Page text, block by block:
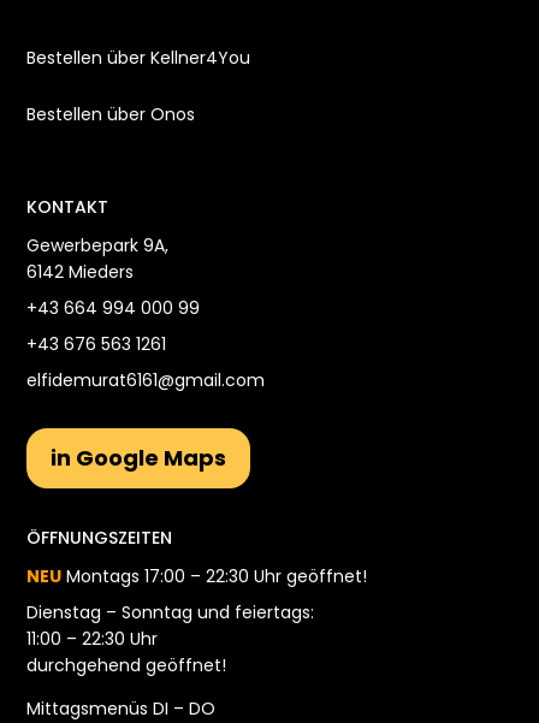
Bestellen über Kellner4You
Bestellen über Onos
KONTAKT
Gewerbepark 9A,
6142 Mieders
+43 664 994 000 99
+43 676 563 1261
elfidemurat6161@gmail.com
in Google Maps
ÖFFNUNGSZEITEN
NEU Montags 17:00 – 22:30 Uhr geöffnet!
Dienstag – Sonntag und feiertags:
11:00 – 22:30 Uhr
durchgehend geöffnet!
Mittagsmenüs DI – DO